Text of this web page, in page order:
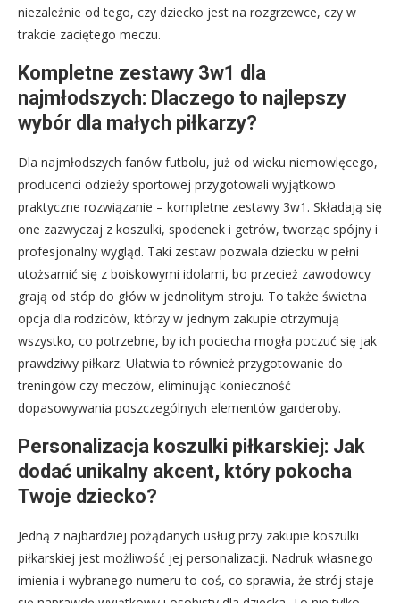
niezależnie od tego, czy dziecko jest na rozgrzewce, czy w
trakcie zaciętego meczu.
Kompletne zestawy 3w1 dla
najmłodszych: Dlaczego to najlepszy
wybór dla małych piłkarzy?
Dla najmłodszych fanów futbolu, już od wieku niemowlęcego,
producenci odzieży sportowej przygotowali wyjątkowo
praktyczne rozwiązanie – kompletne zestawy 3w1. Składają się
one zazwyczaj z koszulki, spodenek i getrów, tworząc spójny i
profesjonalny wygląd. Taki zestaw pozwala dziecku w pełni
utożsamić się z boiskowymi idolami, bo przecież zawodowcy
grają od stóp do głów w jednolitym stroju. To także świetna
opcja dla rodziców, którzy w jednym zakupie otrzymują
wszystko, co potrzebne, by ich pociecha mogła poczuć się jak
prawdziwy piłkarz. Ułatwia to również przygotowanie do
treningów czy meczów, eliminując konieczność
dopasowywania poszczególnych elementów garderoby.
Personalizacja koszulki piłkarskiej: Jak
dodać unikalny akcent, który pokocha
Twoje dziecko?
Jedną z najbardziej pożądanych usług przy zakupie koszulki
piłkarskiej jest możliwość jej personalizacji. Nadruk własnego
imienia i wybranego numeru to coś, co sprawia, że strój staje